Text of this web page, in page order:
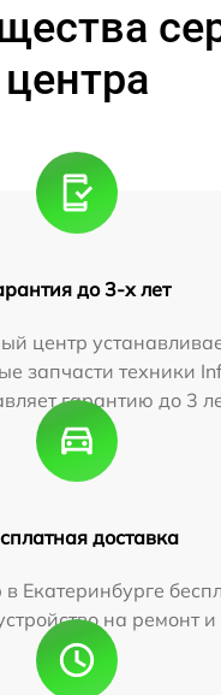
центра
до 3-х лет
центр
запчасти техники
гарантию до 3
доставка
Екатеринбурге
на ремонт и